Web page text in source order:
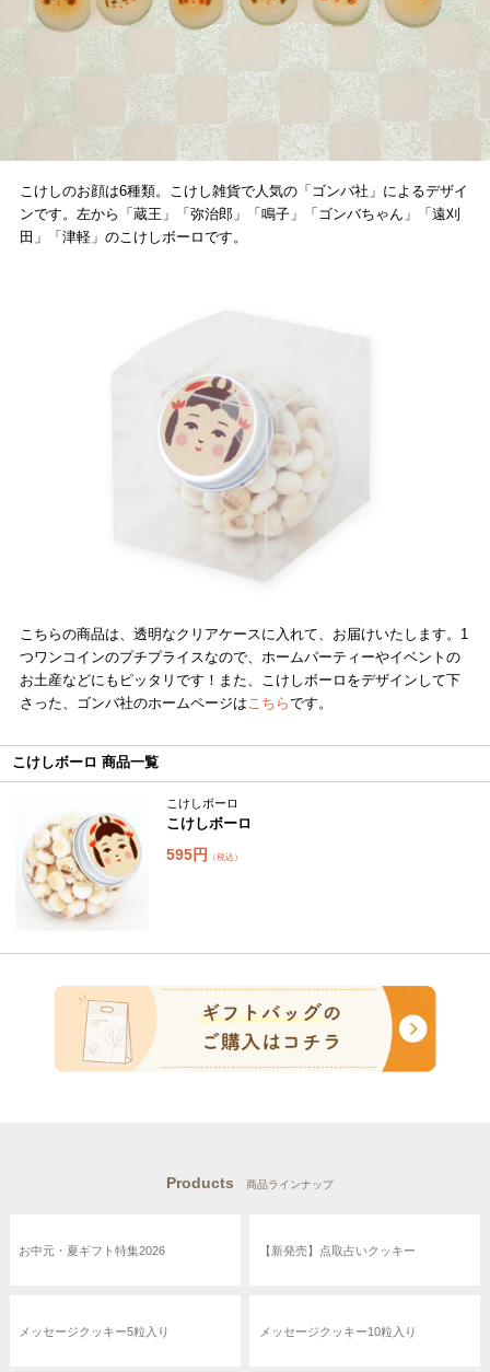
こけしのお顔は6種類。こけし雑貨で人気の「ゴンバ社」によるデザイ
ンです。左から「蔵王」「弥治郎」「鳴子」「ゴンバちゃん」「遠刈
田」「津軽」のこけしボーロです。
こちらの商品は、透明なクリアケースに入れて、お届けいたします。1
つワンコインのプチプライスなので、ホームパーティーやイベントの
お土産などにもピッタリです！また、こけしボーロをデザインして下
さった、ゴンバ社のホームページはこちらです。
こけしボーロ 商品一覧
こけしボーロ
こけしボーロ
595円 （税込）
Products 商品ラインナップ
お中元・夏ギフト特集2026 【新発売】点取占いクッキー
メッセージクッキー5粒入り メッセージクッキー10粒入り